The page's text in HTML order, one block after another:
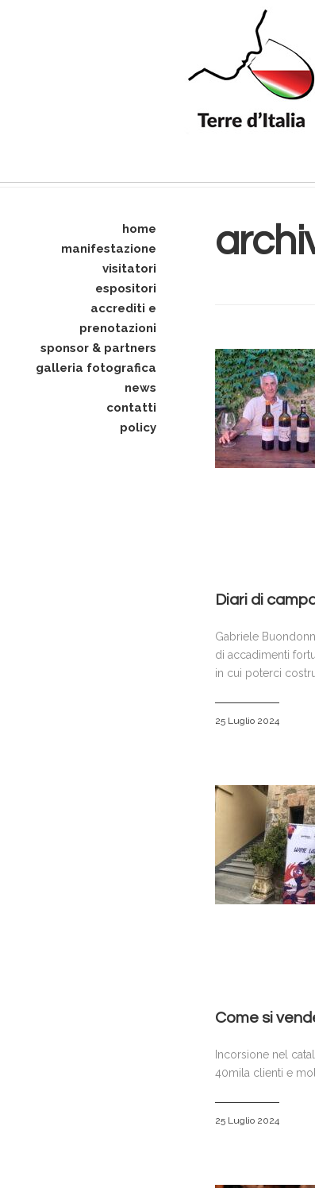
home
manifestazione
visitatori
espositori
accrediti e
prenotazioni
sponsor & partners
galleria fotografica
news
contatti
policy
Diari di
Gabriele
di accadimenti
in cui poterci
25 Luglio 2024
Come si
Incorsione nel
40mila clienti e
25 Luglio 2024